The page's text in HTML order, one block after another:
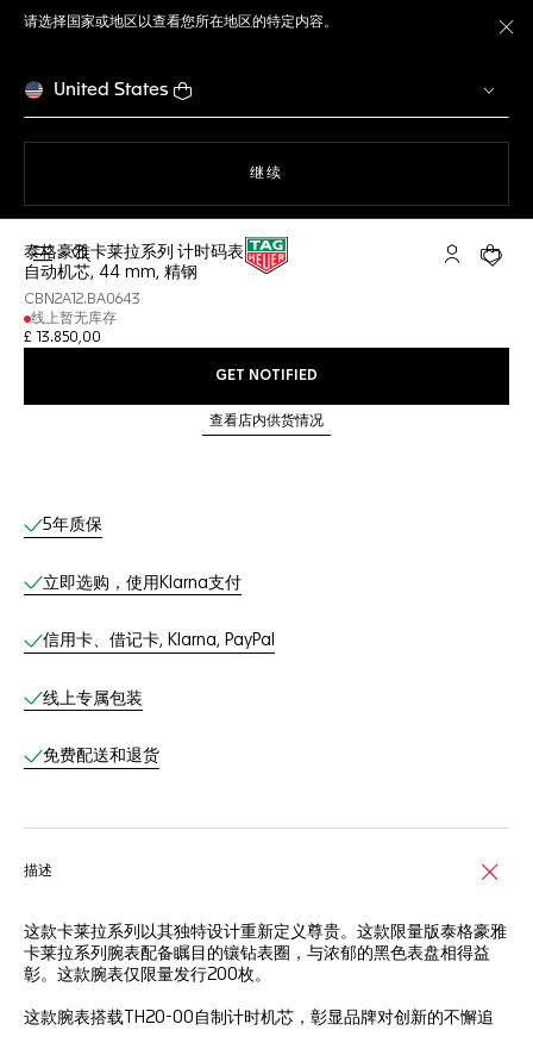
请选择国家或地区以查看您所在地区的特定内容。
United States
继续
打开搜索 My TAG您的
泰格豪雅卡莱拉系列 计时码表
自动机芯, 44 mm, 精钢
CBN2A12.BA0643
线上暂无库存
£ 13.850,00
GET NOTIFIED
查看店内供货情况
线上服务
5年质保
立即选购，使用Klarna支付
信用卡、借记卡, Klarna, PayPal
线上专属包装
免费配送和退货
描述
这款卡莱拉系列以其独特设计重新定义尊贵。这款限量版泰格豪雅
卡莱拉系列腕表配备瞩目的镶钻表圈，与浓郁的黑色表盘相得益
彰。这款腕表仅限量发行200枚。
这款腕表搭载TH20-00自制计时机芯，彰显品牌对创新的不懈追